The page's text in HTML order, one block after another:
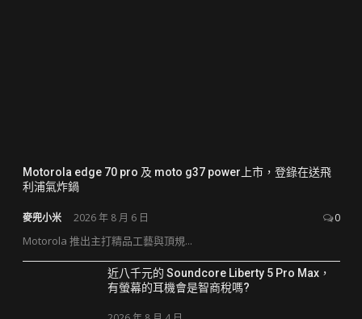
Motorola edge 70 pro 及 moto g37 power上市，登錄在送飛
利浦氣炸鍋
麥兜小米 2026 年 8 月 6 日 0
Motorola 推出主打精品工藝與頂規...
近八千元的 Soundcore Liberty 5 Pro Max，
有螢幕的耳機會是智商稅嗎?